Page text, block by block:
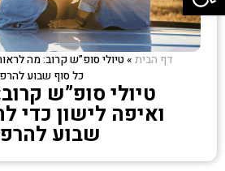
טיולי סופ”ש
ואיפה לישון כדי
שבוע
דף הבית »טיולי סופ”ש קרוב: מה
כל סוף שבוע